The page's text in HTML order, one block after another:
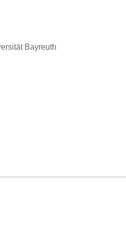
Bayreuth